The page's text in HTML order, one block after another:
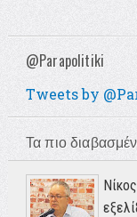
@Parapolitiki
Tweets by
Τα πιο